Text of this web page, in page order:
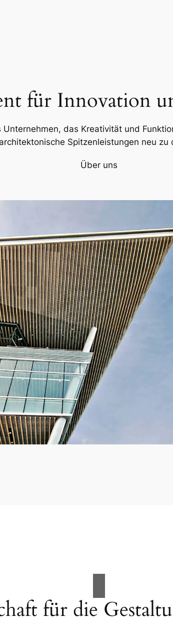
für Innovation
das Kreativität und
Spitzenleistungen neu zu
Über uns
für die